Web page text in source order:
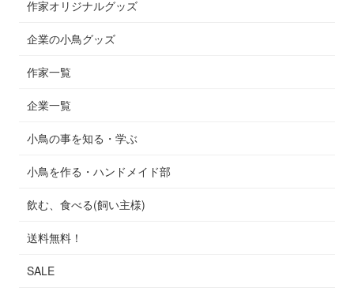
作家オリジナルグッズ
企業の小鳥グッズ
作家一覧
企業一覧
小鳥の事を知る・学ぶ
小鳥を作る・ハンドメイド部
飲む、食べる(飼い主様)
送料無料！
SALE